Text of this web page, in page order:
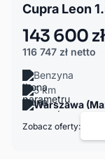
143 600 zł
116 747 zł netto
Benzyna
5 km
Warszawa
Zobacz oferty: